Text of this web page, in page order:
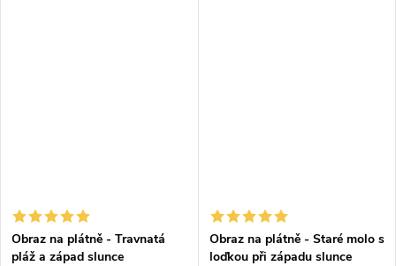
Obraz na plátně - Travnatá
pláž a západ slunce
Obraz na plátně - Staré molo s
loďkou při západu slunce